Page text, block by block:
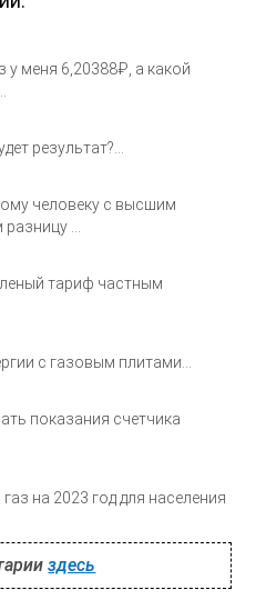
у меня 6,20388₽, а какой
результат?...
человеку с высшим
...
тариф частным
с газовым плитами...
показания счетчика
на 2023 год для населения
здесь